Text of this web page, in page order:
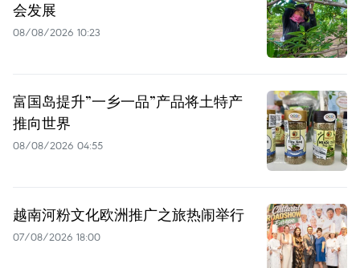
会发展
08/08/2026 10:23
富国岛提升”一乡一品”产品将土特产
推向世界
08/08/2026 04:55
越南河粉文化欧洲推广之旅热闹举行
07/08/2026 18:00